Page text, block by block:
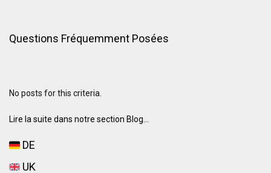
Questions Fréquemment Posées
No posts for this criteria.
Lire la suite dans notre section Blog...
DE
UK